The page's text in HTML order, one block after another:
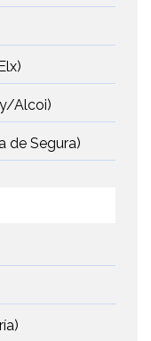
Alcoi)
de Segura)